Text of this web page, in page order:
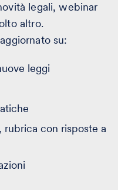
legali, webinar
altro.
su:
leggi
, rubrica con risposte a